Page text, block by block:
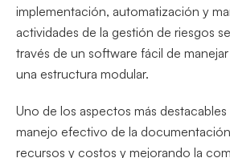
implementación, automatización y
actividades de la gestión de riesgos
través de un software fácil de
una estructura modular.
Uno de los aspectos más
manejo efectivo de la
recursos y costos y mejorando la